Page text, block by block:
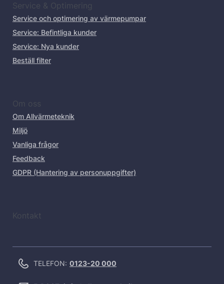
Service & Optimering
Service och optimering av värmepumpar
Service: Befintliga kunder
Service: Nya kunder
Beställ filter
Om oss
Om Allvärmeteknik
Miljö
Vanliga frågor
Feedback
GDPR (Hantering av personuppgifter)
Kontakt
TELEFON: 0123-20 000